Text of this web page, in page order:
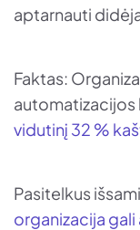
aptarnauti
Faktas:
automatizacijos
vidutinį 32 %
Pasitelkus
organizacija